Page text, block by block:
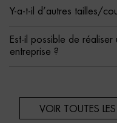
Y-a-t-il d’autres tailles/
Est-il possible de
entreprise ?
VOIR TOUTES